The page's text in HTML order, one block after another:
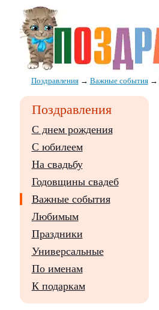
Поздравления→ Важные события→
Поздравления
С днем рождения
С юбилеем
На свадьбу
Годовщины свадеб
Важные события
Любимым
Праздники
Универсальные
По именам
К подаркам